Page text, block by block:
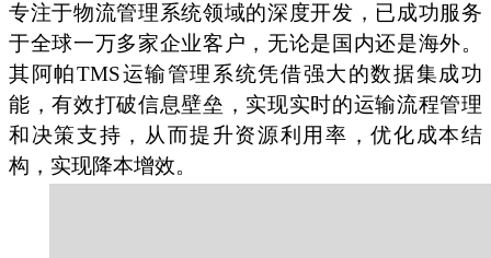
专注于物流管理系统领域的深度开发，已成功服务
于全球一万多家企业客户，无论是国内还是海外。
其阿帕TMS运输管理系统凭借强大的数据集成功
能，有效打破信息壁垒，实现实时的运输流程管理
和决策支持，从而提升资源利用率，优化成本结
构，实现降本增效。